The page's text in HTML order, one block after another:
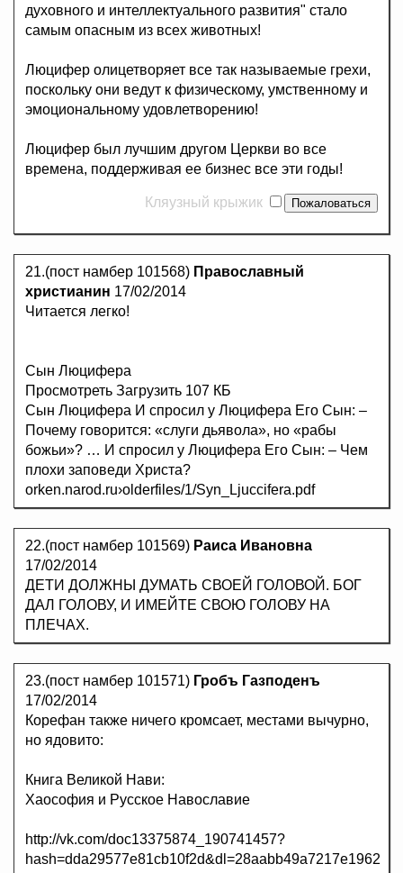
духовного и интеллектуального развития" стало
самым опасным из всех животных!
Люцифер олицетворяет все так называемые грехи,
поскольку они ведут к физическому, умственному и
эмоциональному удовлетворению!
Люцифер был лучшим другом Церкви во все
времена, поддерживая ее бизнес все эти годы!
Кляузный крыжик
21.(пост намбер 101568) Православный
христианин 17/02/2014
Читается легко!
Сын Люцифера
Просмотреть Загрузить 107 КБ
Сын Люцифера И спросил у Люцифера Его Сын: –
Почему говорится: «слуги дьявола», но «рабы
божьи»? … И спросил у Люцифера Его Сын: – Чем
плохи заповеди Христа?
orken.narod.ru›olderfiles/1/Syn_Ljuccifera.pdf
22.(пост намбер 101569) Раиса Ивановна
17/02/2014
ДЕТИ ДОЛЖНЫ ДУМАТЬ СВОЕЙ ГОЛОВОЙ. БОГ
ДАЛ ГОЛОВУ, И ИМЕЙТЕ СВОЮ ГОЛОВУ НА
ПЛЕЧАХ.
23.(пост намбер 101571) Гробъ Газподенъ
17/02/2014
Корефан также ничего кромсает, местами вычурно,
но ядовито:
Книга Великой Нави:
Хаософия и Русское Навославие
http://vk.com/doc13375874_190741457?
hash=dda29577e81cb10f2d&dl=28aabb49a7217e1962